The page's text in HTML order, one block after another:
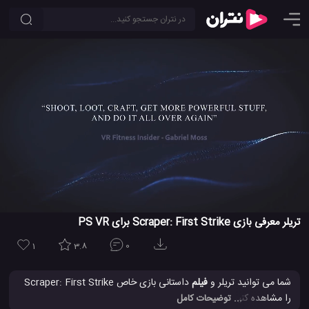
تریلر معرفی بازی Scraper: First Strike برای PS VR
1 3.8 0
شما می توانید تریلر وفیلم
داستانی بازی خاص Scraper: First Strike
را مشاهده کنید، یک بازی جالب فضایی که به صورت حیقیقت
... توضیحات کامل